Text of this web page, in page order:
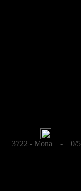
3722 - Mona - 0/5